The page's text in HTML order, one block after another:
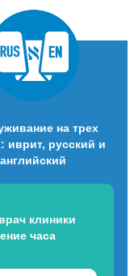
на трех
иврит, русский и
английский
клиники
часа